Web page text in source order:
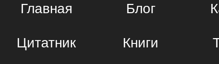
Главная Блог
Цитатник Книги